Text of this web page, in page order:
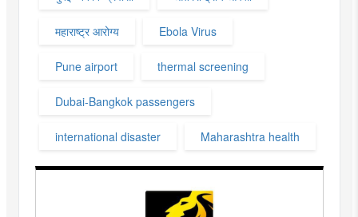
महाराष्ट्र आरोग्य Ebola Virus
Pune airport thermal screening
Dubai-Bangkok passengers
international disaster Maharashtra health